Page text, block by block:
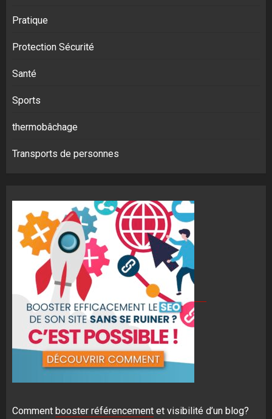
Pratique
Protection Sécurité
Santé
Sports
thermobâchage
Transports de personnes
Comment booster référencement et visibilité d’un blog?